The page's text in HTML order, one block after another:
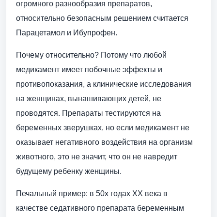
огромного разнообразия препаратов,
относительно безопасным решением считается
Парацетамол и Ибупрофен.
Почему относительно? Потому что любой
медикамент имеет побочные эффекты и
противопоказания, а клинические исследования
на женщинах, вынашивающих детей, не
проводятся. Препараты тестируются на
беременных зверушках, но если медикамент не
оказывает негативного воздействия на организм
животного, это не значит, что он не навредит
будущему ребенку женщины.
Печальный пример: в 50х годах XX века в
качестве седативного препарата беременным